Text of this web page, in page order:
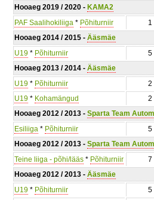
Hooaeg 2019 / 2020 - KAMA2
PAF Saalihokiliiga * Põhiturniir 1
Hooaeg 2014 / 2015 - Ääsmäe
U19 * Põhiturniir 5
Hooaeg 2013 / 2014 - Ääsmäe
U19 * Põhiturniir 2
U19 * Kohamängud 2
Hooaeg 2012 / 2013 - Sparta Team
Esiliiga * Põhiturniir 5
Hooaeg 2012 / 2013 - Sparta Team
Teine liiga - põhi/lääs * Põhiturniir 7
Hooaeg 2012 / 2013 - Ääsmäe
U19 * Põhiturniir 5